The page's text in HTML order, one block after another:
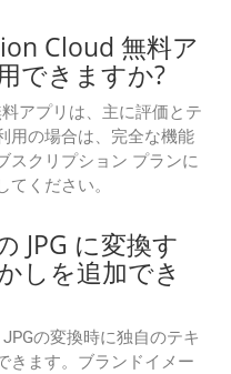
Cloud 無料ア
できますか?
アプリは、主に評価とテ
用の場合は、完全な機能
スクリプション プランに
ください。
JPG に変換す
しを追加でき
の変換時に独自のテキ
きます。ブランドイメー